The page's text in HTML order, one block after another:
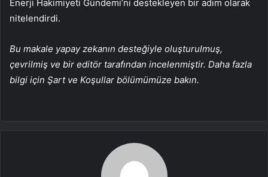
Enerji Hakimiyeti Gündemi’ni destekleyen bir adım olarak
nitelendirdi.
Bu makale yapay zekanın desteğiyle oluşturulmuş,
çevrilmiş ve bir editör tarafından incelenmiştir. Daha fazla
bilgi için Şart ve Koşullar bölümümüze bakın.